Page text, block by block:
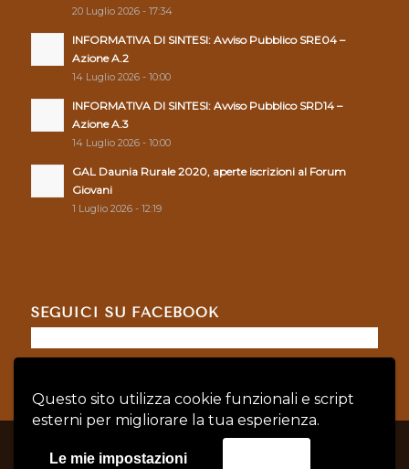
Questo sito utilizza cookie funzionali e script
esterni per migliorare la tua esperienza.
Le mie impostazioni
20 Luglio 2026 - 17:34
INFORMATIVA DI SINTESI: Avviso Pubblico SRE04 –
Azione A.2
14 Luglio 2026 - 10:00
INFORMATIVA DI SINTESI: Avviso Pubblico SRD14 –
Azione A.3
14 Luglio 2026 - 10:00
GAL Daunia Rurale 2020, aperte iscrizioni al Forum
Giovani
1 Luglio 2026 - 12:19
SEGUICI SU FACEBOOK
© Copyright - GAL DAUNIA RURALE 2020 - P.IVA: 04128760719 |
Policy| Cookie Policy